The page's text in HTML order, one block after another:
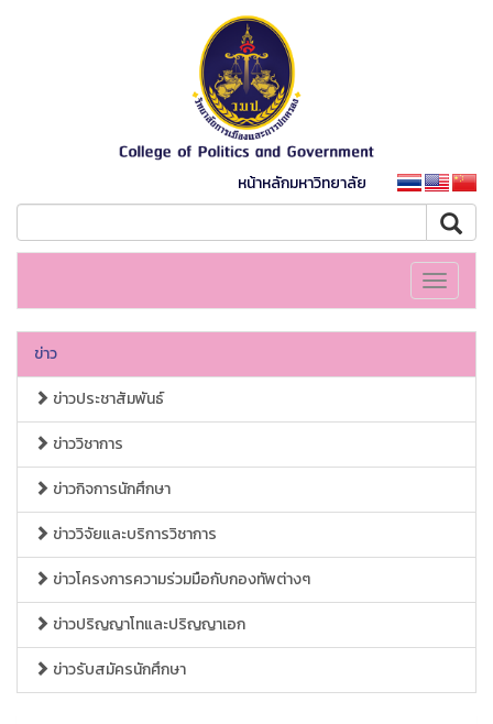
หน้าหลักมหาวิทยาลัย
Toggle
ข่าว
ข่าวประชาสัมพันธ์
ข่าววิชาการ
ข่าวกิจการนักศึกษา
ข่าววิจัยและบริการวิชาการ
ข่าวโครงการความร่วมมือกับกองทัพต่างๆ
ข่าวปริญญาโทและปริญญาเอก
ข่าวรับสมัครนักศึกษา